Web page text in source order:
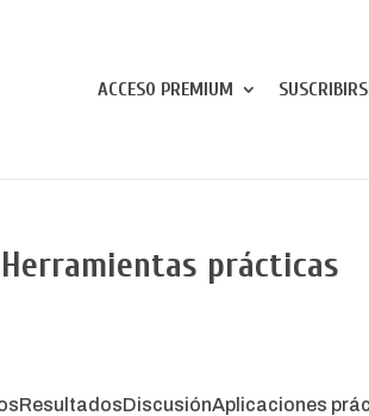
ACCESO PREMIUM
prácticas